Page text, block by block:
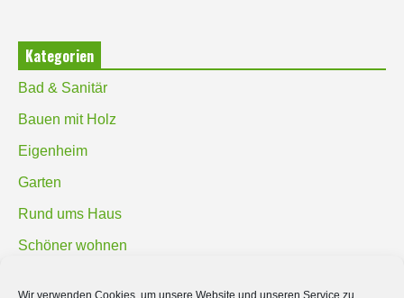
Wir verwenden Cookies, um unsere Website und unseren Service zu
Kategorien
Bad & Sanitär
Bauen mit Holz
Eigenheim
Garten
Rund ums Haus
Schöner wohnen